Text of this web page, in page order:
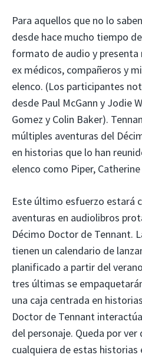
Para aquellos que no lo
desde hace mucho tiempo de
formato de audio y presenta
ex médicos, compañeros y
elenco. (Los participantes
desde Paul McGann y Jodie
Gomez y Colin Baker).
múltiples aventuras del
en historias que lo han
elenco como Piper,
Este último esfuerzo estará
aventuras en audiolibros
Décimo Doctor de Tennant.
tienen un calendario de
planificado a partir del
tres últimas se
una caja centrada en
Doctor de Tennant
del personaje. Queda por ver
cualquiera de estas